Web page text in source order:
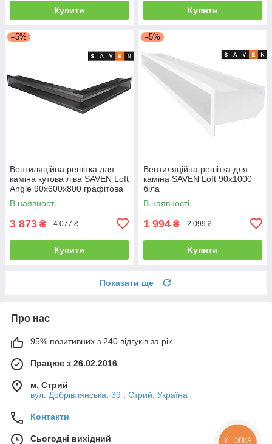
Купити Купити
–5%
Вентиляційна решітка для
каміна кутова ліва SAVEN Loft
Angle 90х600х800 графітова
В наявності
3 873 ₴ 4 077 ₴
Купити
–5%
Вентиляційна решітка для
каміна SAVEN Loft 90х1000
біла
В наявності
1 994 ₴ 2 099 ₴
Купити
Показати ще
Про нас
95% позитивних з 240 відгуків за рік
Працює з 26.02.2016
м. Стрий
вул. Добрівлянська, 39 , Стрий, Україна
Контакти
Сьогодні вихідний
КНОПКА